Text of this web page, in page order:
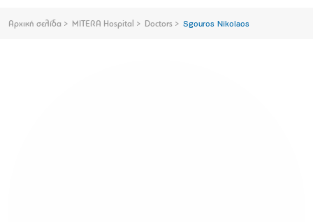
Αρχική σελίδα MITERA Hospital Doctors Sgouros Nikolaos